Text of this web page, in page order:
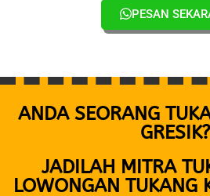
PESAN
ANDA SEORANG
GRESIK?
JADILAH MITRA
LOWONGAN TUKANG